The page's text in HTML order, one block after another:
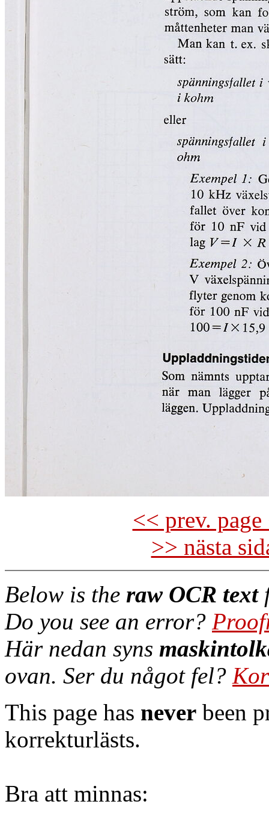
<< prev.
>> nästa
Below is the raw OCR text
Do you see an error?
Här nedan syns
ovan. Ser du något fel?
This page has never been
korrekturlästs.
Bra att minnas: